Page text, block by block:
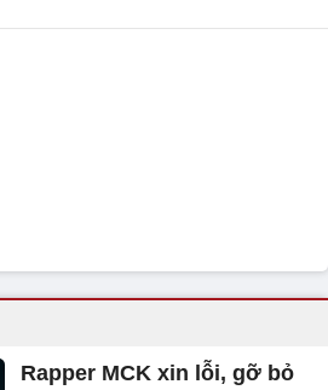
Rapper MCK xin lỗi, gỡ bỏ